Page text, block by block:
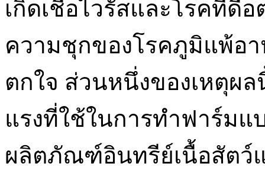
เกิดเชื้อไวรัสและโรคที่ดื้
ความชุกของโรคภูมิแพ้อ
ตกใจ ส่วนหนึ่งของเหตุผ
แรงที่ใช้ในการทำฟาร์มแ
ผลิตภัณฑ์อินทรีย์เนื้อสัต